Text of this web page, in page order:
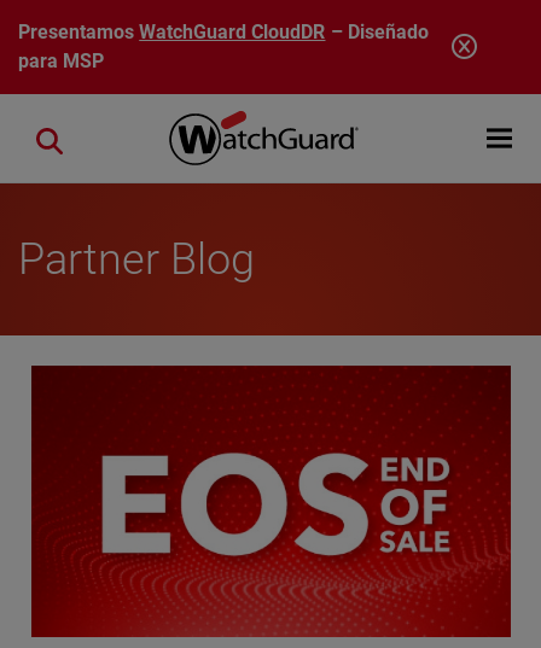
Pasar al contenido principal
PresentamosWatchGuard CloudDR – Diseñado
para MSP
Open
Close search
Partner Blog